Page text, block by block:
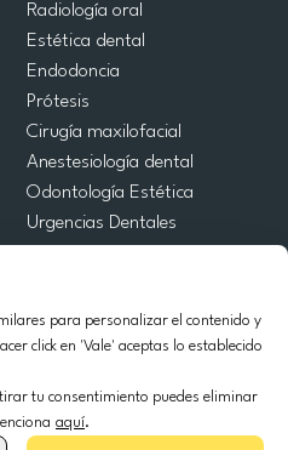
para personalizar el contenido y
click en 'Vale' aceptas lo establecido
tu consentimiento puedes eliminar
aquí.
Radiología oral
Estética dental
Endodoncia
Prótesis
Cirugía maxilofacial
Anestesiología dental
Odontología Estética
Urgencias Dentales
Cirugía Oral
Implantología dental
los derechos reservados.